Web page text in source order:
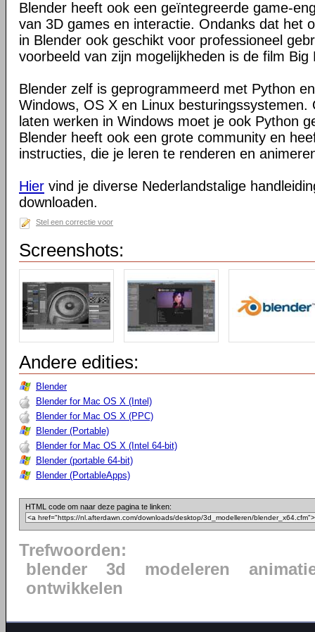
Blender heeft ook een geïntegreerde game-
van 3D games en interactie. Ondanks dat het
in Blender ook geschikt voor professioneel
voorbeeld van zijn mogelijkheden is de film Big
Blender zelf is geprogrammeerd met Python
Windows, OS X en Linux besturingssystemen.
laten werken in Windows moet je ook Python
Blender heeft ook een grote community en
instructies, die je leren te renderen en
Hier vind je diverse Nederlandstalige
downloaden.
Stel een correctie voor
Screenshots:
Andere edities:
Blender
Blender for Mac OS X (Intel)
Blender for Mac OS X (PPC)
Blender (Portable)
Blender for Mac OS X (Intel 64-bit)
Blender (portable 64-bit)
Blender (PortableApps)
HTML code om naar deze pagina te linken:
Trefwoorden:
blender
3d modeleren
ontwikkelen